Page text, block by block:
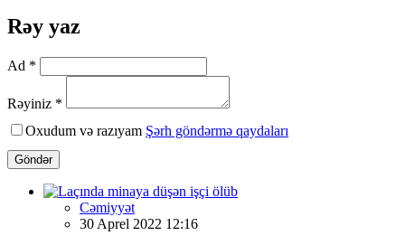
Rəy yaz
Ad *
Rəyiniz *
Oxudum və razıyam Şərh göndərmə qaydaları
Göndər
Cəmiyyət
30 Aprel 2022 12:16